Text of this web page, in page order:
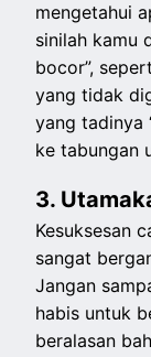
mengetahui
sinilah kamu
bocor”,
yang tidak
yang tadinya
ke tabungan
3.
Kesuksesan
sangat
Jangan
habis untuk
beralasan